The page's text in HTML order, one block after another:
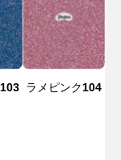
103 ラメピンク104